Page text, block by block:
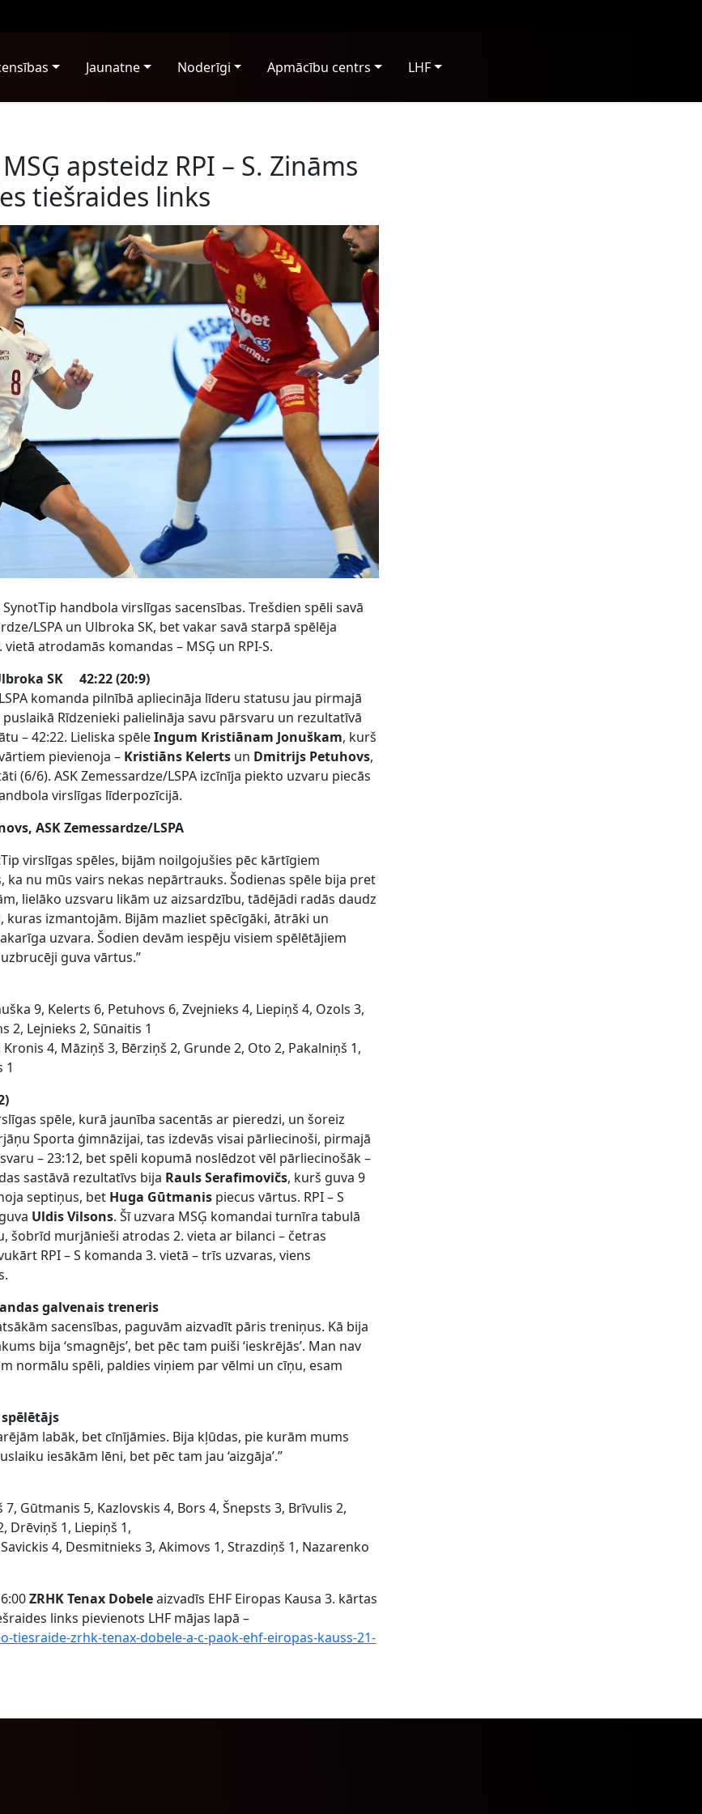
Jaunatne Noderīgi Apmācību centrs LHF
apsteidz RPI – S. Zināms
tiešraides links
handbola virslīgas sacensības. Trešdien spēli savā
LSPA un Ulbroka SK, bet vakar savā starpā spēlēja
atrodamās komandas – MSĢ un RPI-S.
SK 42:22 (20:9)
komanda pilnībā apliecināja līderu statusu jau pirmajā
Rīdzenieki palielināja savu pārsvaru un rezultatīvā
– 42:22. Lieliska spēleIngum Kristiānam Jonuškam, kurš
pievienoja – Kristiāns Kelerts un Dmitrijs Petuhovs,
(6/6). ASK Zemessardze/LSPA izcīnīja piekto uzvaru piecās
virslīgas līderpozīcijā.
, ASK Zemessardze/LSPA
virslīgas spēles, bijām noilgojušies pēc kārtīgiem
ka nu mūs vairs nekas nepārtrauks. Šodienas spēle bija pret
lielāko uzsvaru likām uz aizsardzību, tādējādi radās daudz
izmantojām. Bijām mazliet spēcīgāki, ātrāki un
uzvara. Šodien devām iespēju visiem spēlētājiem
guva vārtus.”
9, Kelerts 6, Petuhovs 6, Zvejnieks 4, Liepiņš 4, Ozols 3,
2, Lejnieks 2, Sūnaitis 1
4, Māziņš 3, Bērziņš 2, Grunde 2, Oto 2, Pakalniņš 1,
1
spēle, kurā jaunība sacentās ar pieredzi, un šoreiz
Sporta ģimnāzijai, tas izdevās visai pārliecinoši, pirmajā
– 23:12, bet spēli kopumā noslēdzot vēl pārliecinošāk –
sastāvā rezultatīvs bija Rauls Serafimovičs, kurš guva 9
septiņus, bet Huga Gūtmanis piecus vārtus. RPI – S
Uldis Vilsons. Šī uzvara MSĢ komandai turnīra tabulā
šobrīd murjānieši atrodas 2. vieta ar bilanci – četras
RPI – S komanda 3. vietā – trīs uzvaras, viens
galvenais treneris
sacensības, paguvām aizvadīt pāris treniņus. Kā bija
bija ‘smagnējs’, bet pēc tam puiši ‘ieskrējās’. Man nav
normālu spēli, paldies viņiem par vēlmi un cīņu, esam
labāk, bet cīnījāmies. Bija kļūdas, pie kurām mums
iesākām lēni, bet pēc tam jau ‘aizgāja’.”
Gūtmanis 5, Kazlovskis 4, Bors 4, Šnepsts 3, Brīvulis 2,
Drēviņš 1, Liepiņš 1,
4, Desmitnieks 3, Akimovs 1, Strazdiņš 1, Nazarenko
ZRHK Tenax Dobeleaizvadīs EHF Eiropas Kausa 3. kārtas
links pievienots LHF mājas lapā –
tiesraide-zrhk-tenax-dobele-a-c-paok-ehf-eiropas-kauss-21-